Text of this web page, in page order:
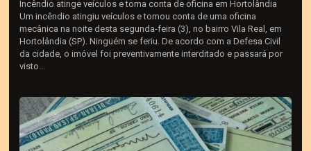
Incêndio atinge veículos e toma conta de oficina em Hortolândia
Um incêndio atingiu veículos e tomou conta de uma oficina
mecânica na noite desta segunda-feira (3), no bairro Vila Real, em
Hortolândia (SP). Ninguém se feriu. De acordo com a Defesa Civil
da cidade, o imóvel foi preventivamente interditado e passará por
visto...